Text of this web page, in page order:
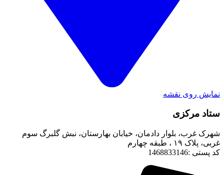
نمایش روی نقشه
ستاد مرکزی
شهرک غرب، بلوار دادمان، خیابان بهارستان، نبش گلبرگ سوم
غربی، پلاک ۱۹ ، طبقه چهارم
کد پستی :1468833146